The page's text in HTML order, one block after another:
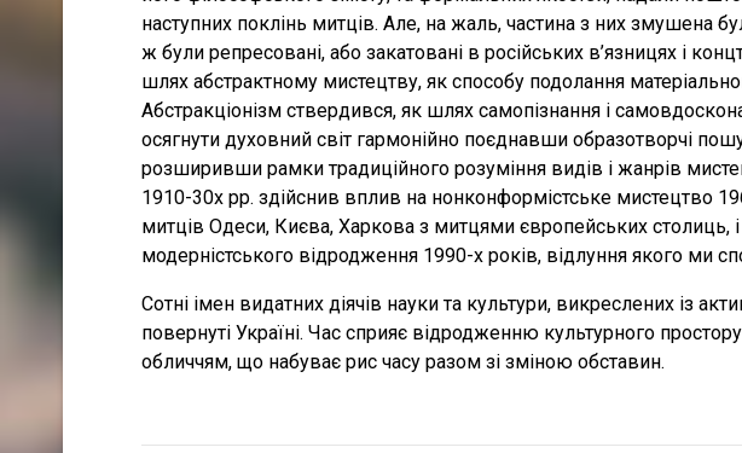
наступних поклінь митців. Але, на жаль, частина з них змушена
ж були репресовані, або закатовані в російських в’язницях і
шлях абстрактному мистецтву, як способу подолання
Абстракціонізм ствердився, як шлях самопізнання і
осягнути духовний світ гармонійно поєднавши образотворчі
розширивши рамки традиційного розуміння видів і жанрів
1910-30х рр. здійснив вплив на нонконформістське мистецтво
митців Одеси, Києва, Харкова з митцями європейських столиць,
модерністського відродження 1990-х років, відлуння якого ми
Сотні імен видатних діячів науки та культури, викреслених із
повернуті Україні. Час сприяє відродженню культурного
обличчям, що набуває рис часу разом зі зміною обставин.